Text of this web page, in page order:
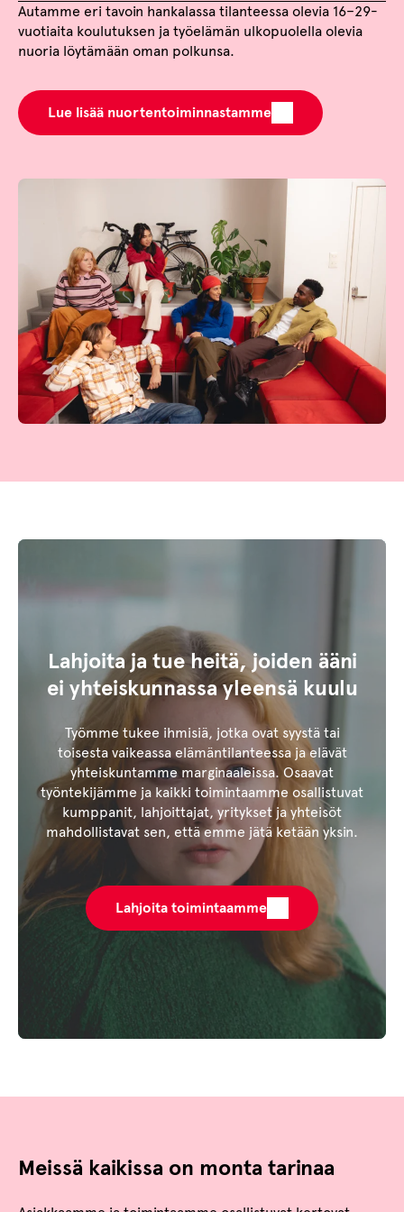
Autamme eri tavoin hankalassa tilanteessa olevia 16–29-
vuotiaita koulutuksen ja työelämän ulkopuolella olevia
nuoria löytämään oman polkunsa.
Lue lisää nuortentoiminnastamme
Lahjoita ja tue heitä, joiden ääni
ei yhteiskunnassa yleensä kuulu
Työmme tukee ihmisiä, jotka ovat syystä tai
toisesta vaikeassa elämäntilanteessa ja elävät
yhteiskuntamme marginaaleissa. Osaavat
työntekijämme ja kaikki toimintaamme osallistuvat
kumppanit, lahjoittajat, yritykset ja yhteisöt
mahdollistavat sen, että emme jätä ketään yksin.
Lahjoita toimintaamme
Meissä kaikissa on monta tarinaa